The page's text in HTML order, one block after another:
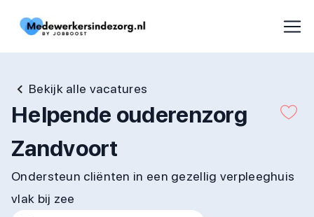
Bekijk alle vacatures
Helpende ouderenzorg
Zandvoort
Ondersteun cliënten in een gezellig verpleeghuis
vlak bij zee